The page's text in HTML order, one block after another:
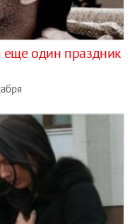
еще один праздник